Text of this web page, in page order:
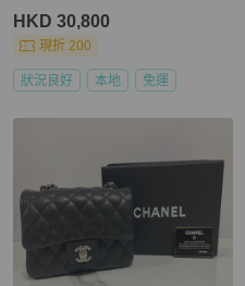
HKD 30,800
現折 200
狀況良好 本地 免運